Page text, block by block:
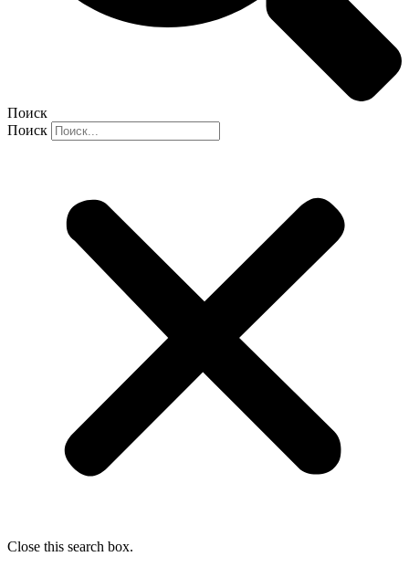
Поиск
Поиск
Close this search box.